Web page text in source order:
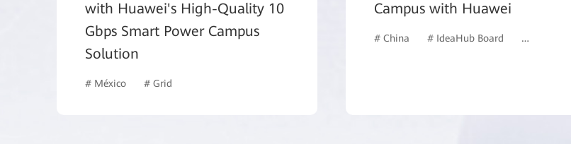
with Huawei's High-Quality 10
Gbps Smart Power Campus
Solution
# México # Grid
Campus with Huawei
# China # IdeaHub Board # Educación